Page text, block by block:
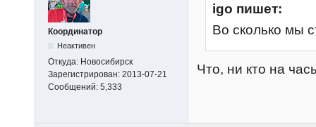
Координатор
Неактивен
Откуда: Новосибирск
Зарегистрирован: 2013-07-21
Сообщений: 5,333
igo пишет:
Во сколько мы
Что, ни кто на